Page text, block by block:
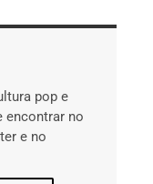
pop e
encontrar no
e no